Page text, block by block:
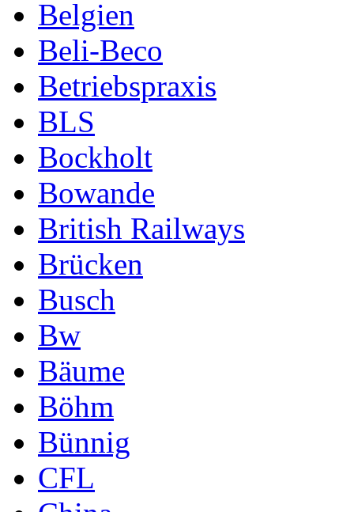
Belgien
Beli-Beco
Betriebspraxis
BLS
Bockholt
Bowande
British Railways
Brücken
Busch
Bw
Bäume
Böhm
Bünnig
CFL